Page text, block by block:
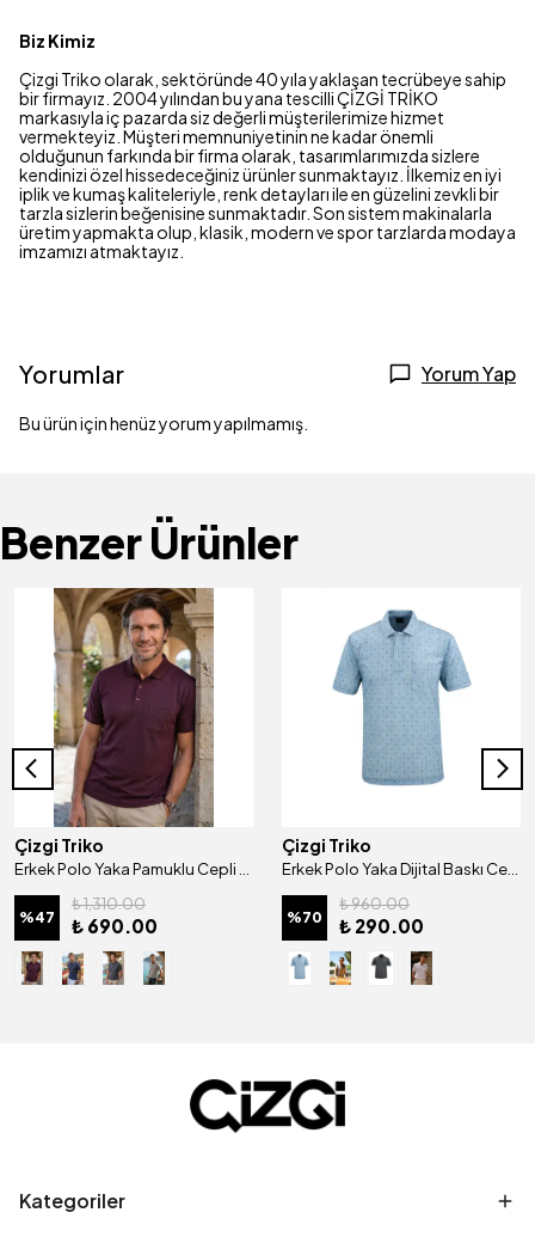
Biz Kimiz
Çizgi Triko olarak, sektöründe 40 yıla yaklaşan tecrübeye sahip
bir firmayız. 2004 yılından bu yana tescilli ÇİZGİ TRİKO
markasıyla iç pazarda siz değerli müşterilerimize hizmet
vermekteyiz. Müşteri memnuniyetinin ne kadar önemli
olduğunun farkında bir firma olarak, tasarımlarımızda sizlere
kendinizi özel hissedeceğiniz ürünler sunmaktayız. İlkemiz en iyi
iplik ve kumaş kaliteleriyle, renk detayları ile en güzelini zevkli bir
tarzla sizlerin beğenisine sunmaktadır. Son sistem makinalarla
üretim yapmakta olup, klasik, modern ve spor tarzlarda modaya
imzamızı atmaktayız.
Yorumlar Yorum Yap
Bu ürün için henüz yorum yapılmamış.
Benzer Ürünler
Çizgi Triko
Erkek Polo Yaka Pamuklu Cepli Klasik Kalıp Tişört - 5116
%47
₺ 1,310.00
₺ 690.00
Çizgi Triko
Erkek Polo Yaka Dijital Baskı Cepli Klasik Kalıp Tişört - 5104
%70
₺ 960.00
₺ 290.00
Kategoriler